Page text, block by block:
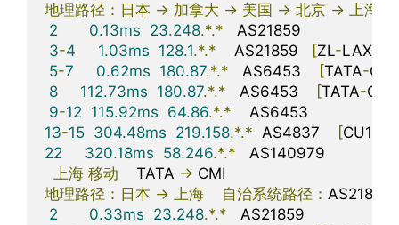
地理路径：日本 -> 加拿大 -> 美国 -> 北京 -> 上海
2
0.13ms 23.248.*.*
   AS21859
3-4 1.03ms 128.1.*.*
    AS21859
[ZL-LAX
5-7 0.62ms 180.87.*.*
   AS6453
[TATA-
8
112.73ms 180.87.*.*
   AS6453
[TATA-
9-12 115.92ms 64.86.*.*
13-15 304.48ms 219.158.*.*
  AS4837
[CU169
22
320.18ms 58.246.*.*
上海 移动
    TATA
->
地理路径：日本 -> 上海 自治系统路径： AS21859
2
0.33ms 23.248.*.*
   AS21859